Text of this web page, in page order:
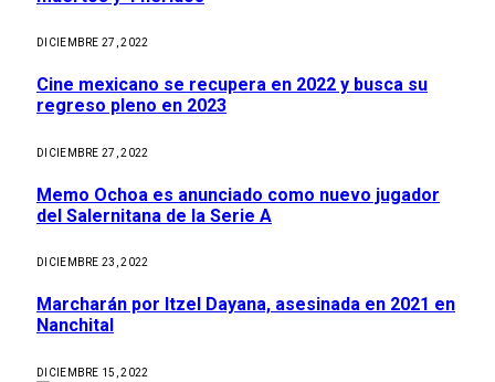
DICIEMBRE 27, 2022
Cine mexicano se recupera en 2022 y busca su
regreso pleno en 2023
DICIEMBRE 27, 2022
Memo Ochoa es anunciado como nuevo jugador
del Salernitana de la Serie A
DICIEMBRE 23, 2022
Marcharán por Itzel Dayana, asesinada en 2021 en
Nanchital
DICIEMBRE 15, 2022